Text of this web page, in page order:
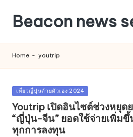
Beacon news
Home - youtrip
Posted
in
เที่ยวญี่ปุ่นด้วยตัวเอง 2024
Youtrip เปิดอินไซต์ช่วงหยุด
“ญี่ปุ่น-จีน” ยอดใช้จ่ายเพิ่ม
ทุกการลงทุน